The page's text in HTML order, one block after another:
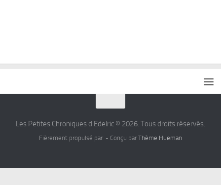
Les Petites Chroniques d'Edelric © 2026. Tous droits réservés.
Fièrement propulsé par - Conçu par Thème Hueman